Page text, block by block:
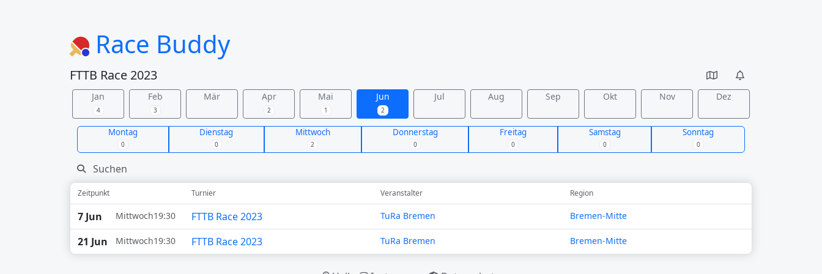
Race Buddy
FTTB Race 2023
Jan
4
Feb
3
Mär Apr
2
Mai
1
Jun
2
Jul Aug Sep Okt Nov Dez
Montag
0
Dienstag
0
Mittwoch
2
Donnerstag
0
Freitag
0
Samstag
0
Sonntag
0
Zeitpunkt Turnier Veranstalter Region
7 Jun Mittwoch19:30 FTTB Race 2023 TuRa Bremen Bremen-Mitte
21 Jun Mittwoch19:30 FTTB Race 2023 TuRa Bremen Bremen-Mitte